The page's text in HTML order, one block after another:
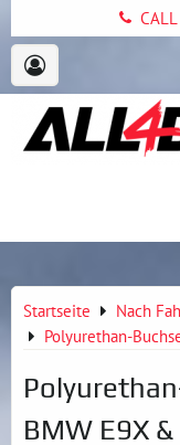
CALL
Startseite Nach
Polyurethan-
BMW E9X